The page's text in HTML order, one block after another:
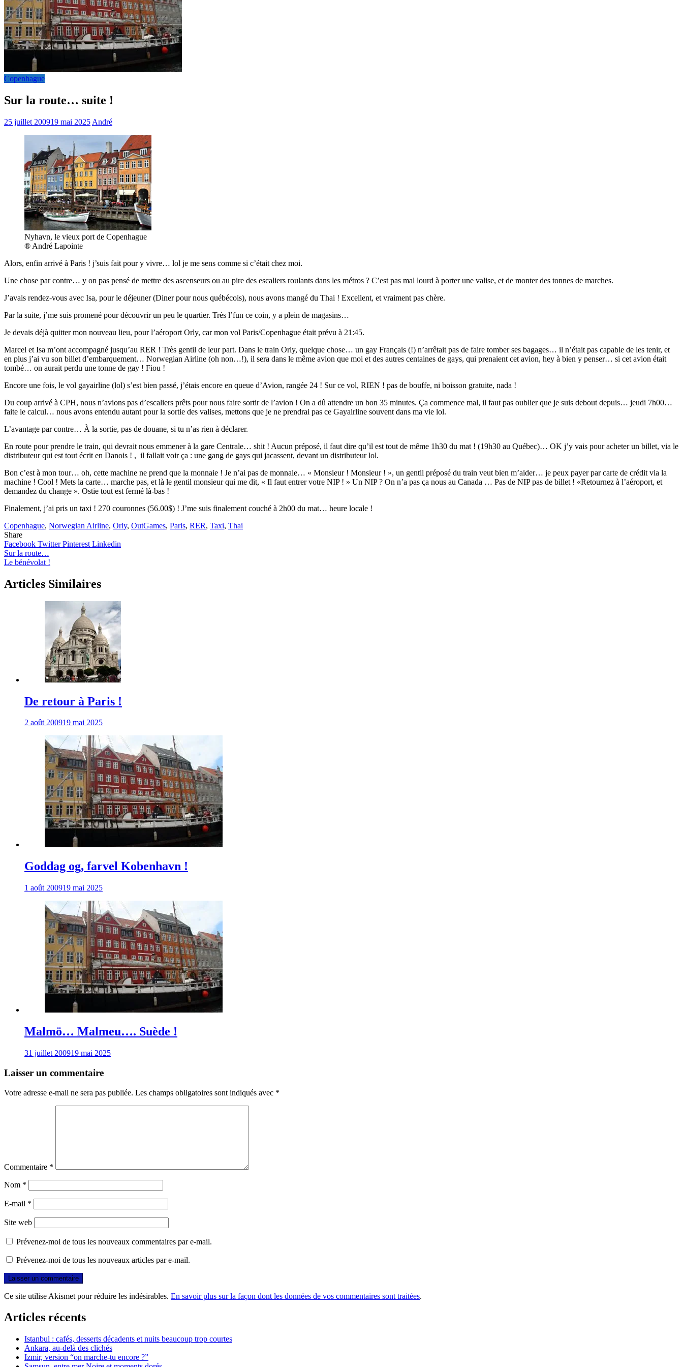
Copenhague
Sur la route… suite !
25 juillet 200919 mai 2025 André
Nyhavn, le vieux port de Copenhague
® André Lapointe
Alors, enfin arrivé à Paris ! j’suis fait pour y vivre… lol je me sens comme si c’était chez moi.
Une chose par contre… y on pas pensé de mettre des ascenseurs ou au pire des escaliers roulants dans les métros ? C’est pas mal lourd à porter une valise, et de monter des tonnes de marches.
J’avais rendez-vous avec Isa, pour le déjeuner (Diner pour nous québécois), nous avons mangé du Thai ! Excellent, et vraiment pas chère.
Par la suite, j’me suis promené pour découvrir un peu le quartier. Très l’fun ce coin, y a plein de magasins…
Je devais déjà quitter mon nouveau lieu, pour l’aéroport Orly, car mon vol Paris/Copenhague était prévu à 21:45.
Marcel et Isa m’ont accompagné jusqu’au RER ! Très gentil de leur part. Dans le train Orly, quelque chose… un gay Français (!) n’arrêtait pas de faire tomber ses bagages… il n’était pas capable de les tenir, et
en plus j’ai vu son billet d’embarquement… Norwegian Airline (oh non…!), il sera dans le même avion que moi et des autres centaines de gays, qui prenaient cet avion, hey à bien y penser… si cet avion était
tombé… on aurait perdu une tonne de gay ! Fiou !
Encore une fois, le vol gayairline (lol) s’est bien passé, j’étais encore en queue d’Avion, rangée 24 ! Sur ce vol, RIEN ! pas de bouffe, ni boisson gratuite, nada !
Du coup arrivé à CPH, nous n’avions pas d’escaliers prêts pour nous faire sortir de l’avion ! On a dû attendre un bon 35 minutes. Ça commence mal, il faut pas oublier que je suis debout depuis… jeudi 7h00…
faite le calcul… nous avons entendu autant pour la sortie des valises, mettons que je ne prendrai pas ce Gayairline souvent dans ma vie lol.
L’avantage par contre… À la sortie, pas de douane, si tu n’as rien à déclarer.
En route pour prendre le train, qui devrait nous emmener à la gare Centrale… shit ! Aucun préposé, il faut dire qu’il est tout de même 1h30 du mat ! (19h30 au Québec)… OK j’y vais pour acheter un billet, via le
distributeur qui est tout écrit en Danois ! , il fallait voir ça : une gang de gays qui jacassent, devant un distributeur lol.
Bon c’est à mon tour… oh, cette machine ne prend que la monnaie ! Je n’ai pas de monnaie… « Monsieur ! Monsieur ! », un gentil préposé du train veut bien m’aider… je peux payer par carte de crédit via la
machine ! Cool ! Mets la carte… marche pas, et là le gentil monsieur qui me dit, « Il faut entrer votre NIP ! » Un NIP ? On n’a pas ça nous au Canada … Pas de NIP pas de billet ! «Retournez à l’aéroport, et
demandez du change ». Ostie tout est fermé là-bas !
Finalement, j’ai pris un taxi ! 270 couronnes (56.00$) ! J’me suis finalement couché à 2h00 du mat… heure locale !
Copenhague, Norwegian Airline, Orly, OutGames, Paris, RER, Taxi, Thai
Share
Facebook TwitterPinterest Linkedin
Navigation
de
l’article
Sur la route…
Le bénévolat !
Articles Similaires
De retour à Paris !
2 août 200919 mai 2025
Goddag og, farvel Kobenhavn !
1 août 200919 mai 2025
Malmö… Malmeu…. Suède !
31 juillet 200919 mai 2025
Laisser un commentaire
Votre adresse e-mail ne sera pas publiée. Les champs obligatoires sont indiqués avec *
Commentaire *
Nom *
E-mail *
Site web
Prévenez-moi de tous les nouveaux commentaires par e-mail.
Prévenez-moi de tous les nouveaux articles par e-mail.
Ce site utilise Akismet pour réduire les indésirables. En savoir plus sur la façon dont les données de vos commentaires sont traitées.
Articles récents
Istanbul : cafés, desserts décadents et nuits beaucoup trop courtes
Ankara, au-delà des clichés
Izmir, version “on marche-tu encore ?”